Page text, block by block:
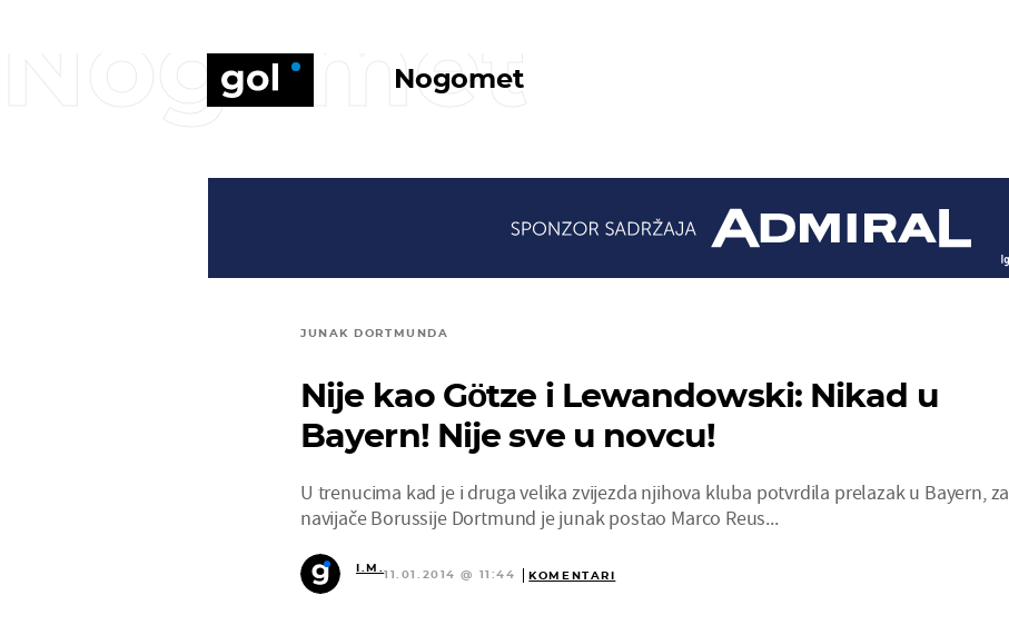
Nogomet
Nogomet
JUNAK DORTMUNDA
Nije kao Götze i Lewandowski: Nikad u
Bayern! Nije sve u novcu!
U trenucima kad je i druga velika zvijezda njihova kluba potvrdila prelazak u Bayern, za
navijače Borussije Dortmund je junak postao Marco Reus...
I.M.
11.01.2014 @ 11:44 KOMENTARI